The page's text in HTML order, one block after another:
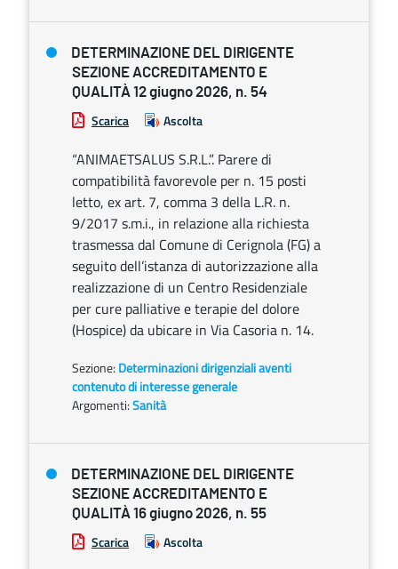
DETERMINAZIONE DEL DIRIGENTE
SEZIONE ACCREDITAMENTO E
QUALITÀ 12 giugno 2026, n. 54
Scarica Ascolta
“ANIMAETSALUS S.R.L.”. Parere di
compatibilità favorevole per n. 15 posti
letto, ex art. 7, comma 3 della L.R. n.
9/2017 s.m.i., in relazione alla richiesta
trasmessa dal Comune di Cerignola (FG) a
seguito dell’istanza di autorizzazione alla
realizzazione di un Centro Residenziale
per cure palliative e terapie del dolore
(Hospice) da ubicare in Via Casoria n. 14.
Sezione: Determinazioni dirigenziali aventi
contenuto di interesse generale
Argomenti:Sanità
DETERMINAZIONE DEL DIRIGENTE
SEZIONE ACCREDITAMENTO E
QUALITÀ 16 giugno 2026, n. 55
Scarica Ascolta